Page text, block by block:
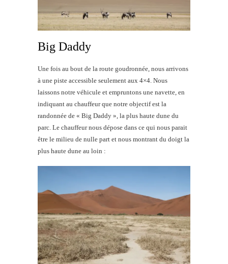
Big Daddy
Une fois au bout de la route goudronnée, nous arrivons
à une piste accessible seulement aux 4×4. Nous
laissons notre véhicule et empruntons une navette, en
indiquant au chauffeur que notre objectif est la
randonnée de « Big Daddy », la plus haute dune du
parc. Le chauffeur nous dépose dans ce qui nous parait
être le milieu de nulle part et nous montrant du doigt la
plus haute dune au loin :